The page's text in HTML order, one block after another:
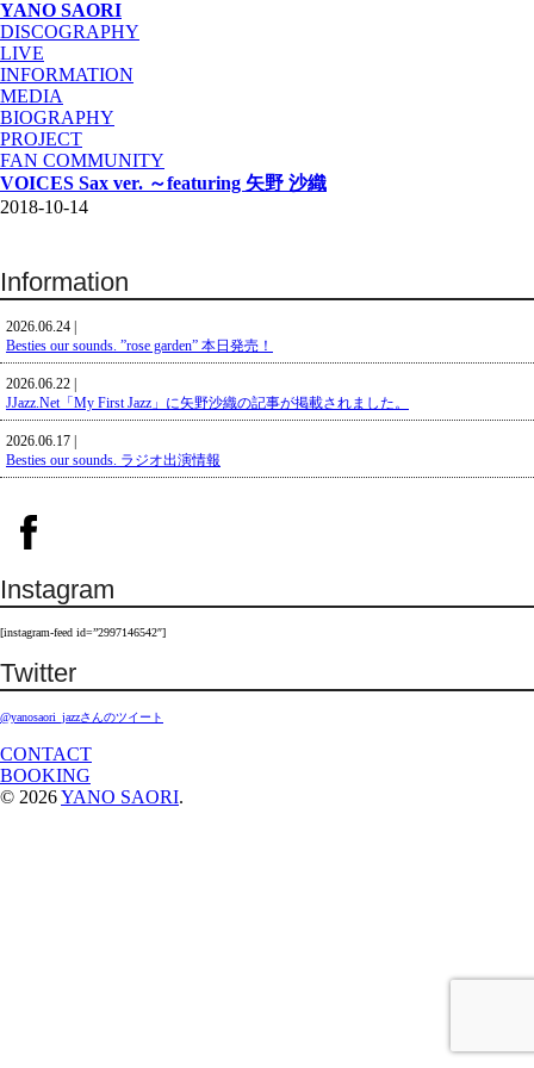
YANO SAORI
DISCOGRAPHY
LIVE
INFORMATION
MEDIA
BIOGRAPHY
PROJECT
FAN COMMUNITY
VOICES Sax ver. ～featuring 矢野 沙織
2018-10-14
Information
2026.06.24 |
Besties our sounds. ”rose garden” 本日発売！
2026.06.22 |
JJazz.Net「My First Jazz」に矢野沙織の記事が掲載されました。
2026.06.17 |
Besties our sounds. ラジオ出演情報
Instagram
[instagram-feed id=”2997146542″]
Twitter
@yanosaori_jazzさんのツイート
CONTACT
BOOKING
© 2026YANO SAORI.